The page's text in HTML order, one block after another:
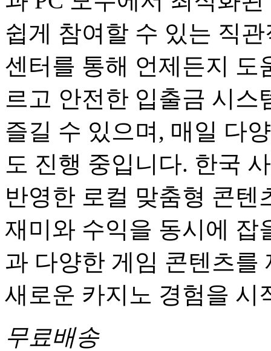
쉽게 참여할 수 있는 직
센터를 통해 언제든지 도
르고 안전한 입출금 시스
즐길 수 있으며, 매일 다
도 진행 중입니다. 한국
반영한 로컬 맞춤형 콘텐
재미와 수익을 동시에 잡
과 다양한 게임 콘텐츠를
새로운 카지노 경험을 시
무료배송